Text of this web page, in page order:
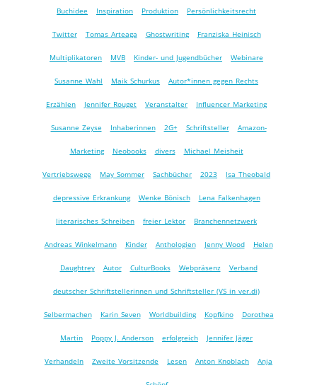
Buchidee Inspiration Produktion Persönlichkeitsrecht
Twitter Tomas Arteaga Ghostwriting Franziska Heinisch
Multiplikatoren MVB Kinder- und Jugendbücher Webinare
Susanne Wahl Maik Schurkus Autor*innen gegen Rechts
Erzählen Jennifer Rouget Veranstalter Influencer Marketing
Susanne Zeyse Inhaberinnen 2G+ Schriftsteller Amazon-
Marketing Neobooks divers Michael Meisheit
Vertriebswege May Sommer Sachbücher 2023 Isa Theobald
depressive Erkrankung Wenke Bönisch Lena Falkenhagen
literarisches Schreiben freier Lektor Branchennetzwerk
Andreas Winkelmann Kinder Anthologien Jenny Wood Helen
Daughtrey Autor CulturBooks Webpräsenz Verband
deutscher Schriftstellerinnen und Schriftsteller (VS in ver.di)
Selbermachen Karin Seven Worldbuilding Kopfkino Dorothea
Martin Poppy J. Anderson erfolgreich Jennifer Jäger
Verhandeln Zweite Vorsitzende Lesen Anton Knoblach Anja